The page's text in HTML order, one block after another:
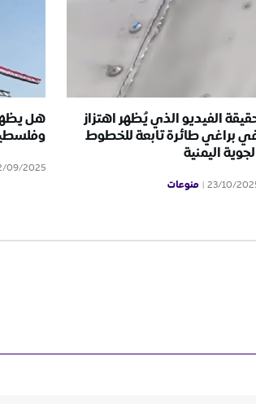
الفيديو الذي يُظهر اهتزاز
براغي طائرة تابعة للخطوط
اليمنية
23/10/ منوعات
هل
09/2025